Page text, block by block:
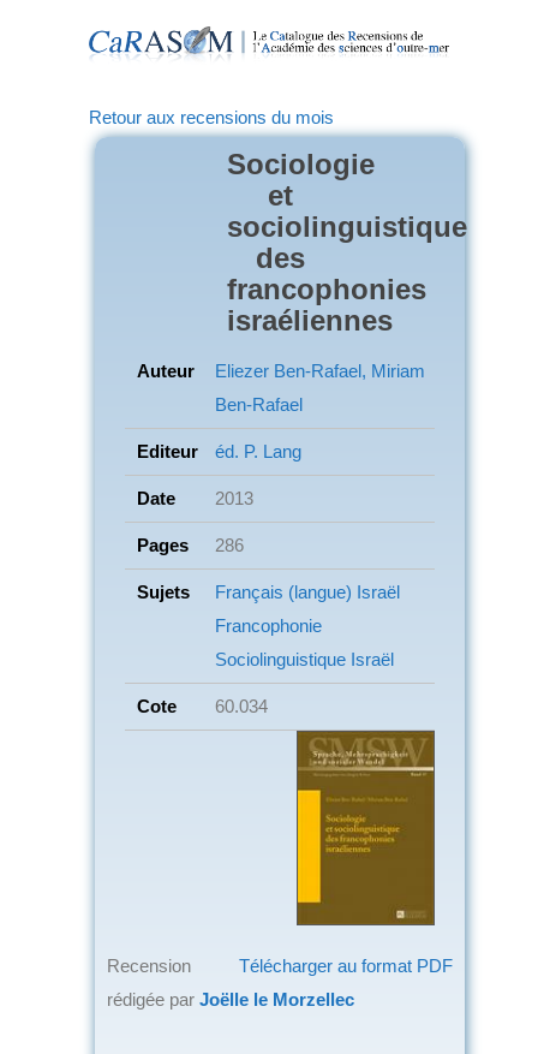
Retour aux recensions du mois
Sociologie
et
sociolinguistique
des
francophonies
israéliennes
Auteur
Eliezer Ben-Rafael, Miriam
Ben-Rafael
Editeur éd. P. Lang
Date 2013
Pages 286
Sujets Français (langue) Israël
Francophonie
Sociolinguistique Israël
Cote 60.034
Télécharger au format PDF
Recension
rédigée par Joëlle le Morzellec